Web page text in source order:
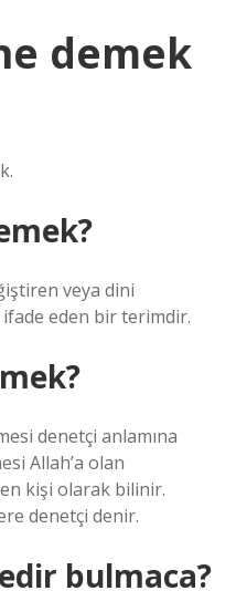
demek
veya dini
ifade eden bir terimdir.
denetçi anlamına
Allah’a olan
kişi olarak bilinir.
denetçi denir.
bulmaca?